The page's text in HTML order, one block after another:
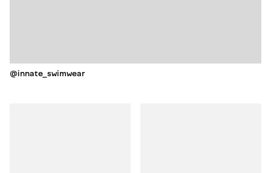
@innate_swimwear